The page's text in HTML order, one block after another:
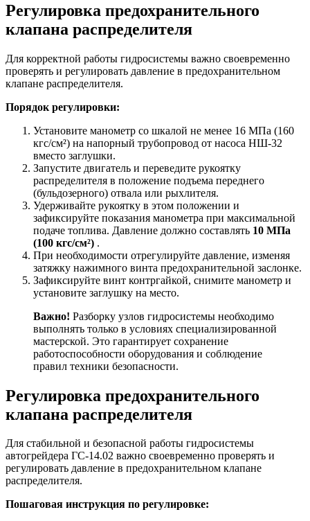
Регулировка предохранительного
клапана распределителя
Для корректной работы гидросистемы важно своевременно
проверять и регулировать давление в предохранительном
клапане распределителя.
Порядок регулировки:
Установите манометр со шкалой не менее 16 МПа (160
кгс/см²) на напорный трубопровод от насоса НШ-32
вместо заглушки.
Запустите двигатель и переведите рукоятку
распределителя в положение подъема переднего
(бульдозерного) отвала или рыхлителя.
Удерживайте рукоятку в этом положении и
зафиксируйте показания манометра при максимальной
подаче топлива. Давление должно составлять 10 МПа
(100 кгс/см²) .
При необходимости отрегулируйте давление, изменяя
затяжку нажимного винта предохранительной заслонке.
Зафиксируйте винт контргайкой, снимите манометр и
установите заглушку на место.
Важно! Разборку узлов гидросистемы необходимо
выполнять только в условиях специализированной
мастерской. Это гарантирует сохранение
работоспособности оборудования и соблюдение
правил техники безопасности.
Регулировка предохранительного
клапана распределителя
Для стабильной и безопасной работы гидросистемы
автогрейдера ГС-14.02 важно своевременно проверять и
регулировать давление в предохранительном клапане
распределителя.
Пошаговая инструкция по регулировке: